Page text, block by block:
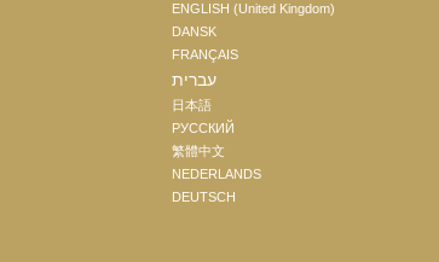
ENGLISH (United Kingdom)
DANSK
FRANÇAIS
עברית
日本語
РУССКИЙ
繁體中文
NEDERLANDS
DEUTSCH